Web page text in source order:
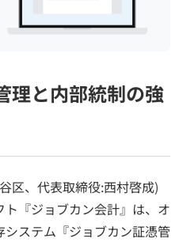
理と内部統制の強
区、代表取締役:西村啓成)
『ジョブカン会計』は、オ
ステム『ジョブカン証憑管